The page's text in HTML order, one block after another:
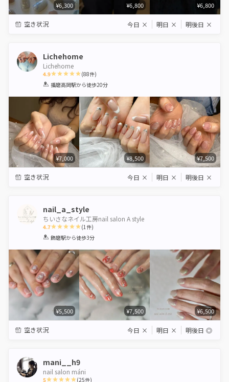
¥6,300 ¥6,800 ¥6,800
空き状況 今日 × 明日 × 明後日 ×
Lichehome
Lichehome
4.9
1 2 3 4 5
(88件)
播磨高岡駅から徒歩20分
¥7,000 ¥8,500 ¥7,500
空き状況 今日 × 明日 × 明後日 ×
nail_a_style
ちいさなネイル工房nail salon A style
4.7
1 2 3 4 5
(1件)
飾磨駅から徒歩3分
¥5,500 ¥7,500 ¥6,500
空き状況 今日 × 明日 × 明後日 ◎
mani__h9
nail salon máni
5 (25件)